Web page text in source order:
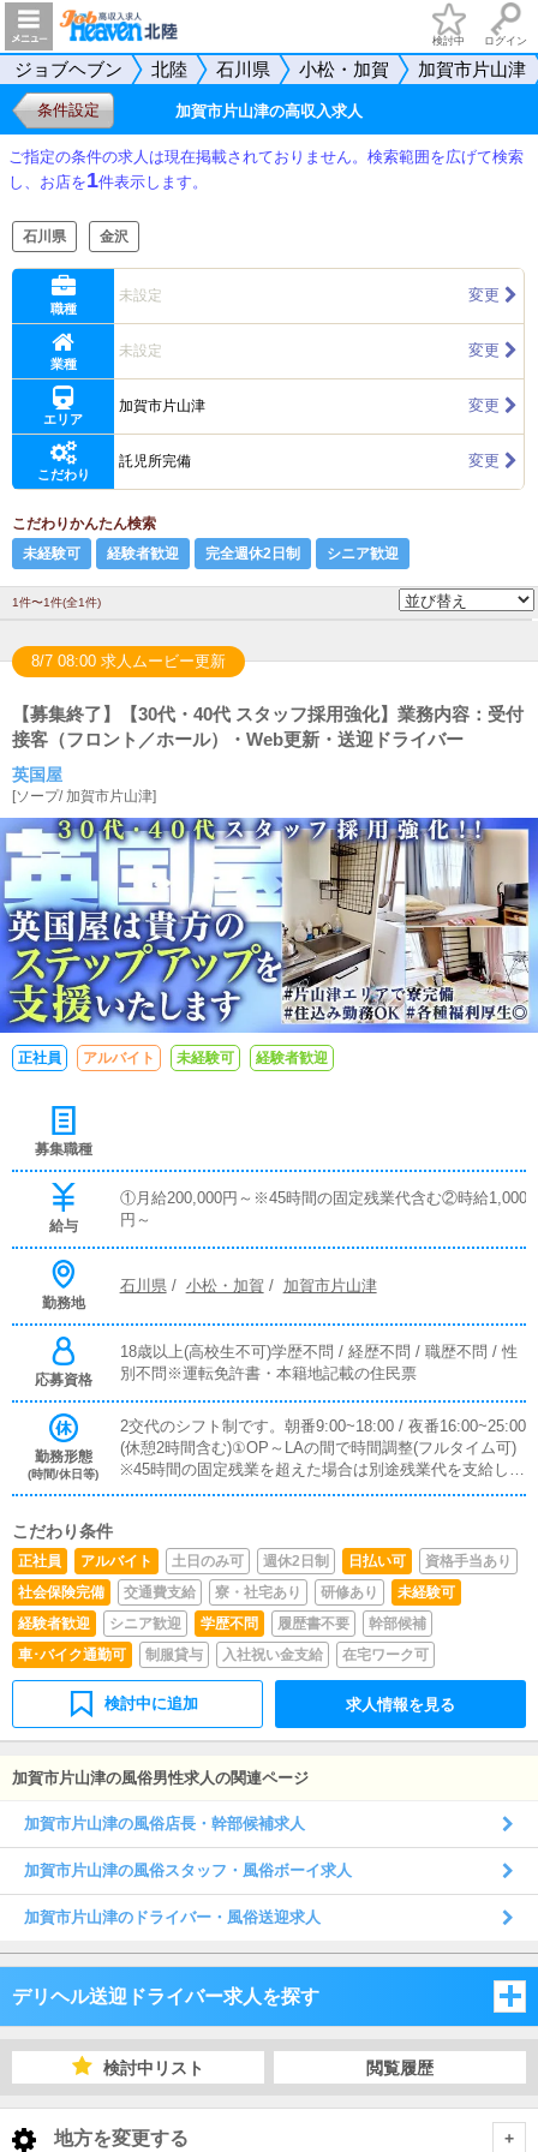
検討中 ログイン
ジョブヘブン 北陸 石川県 小松・加賀 加賀市片山津
条件設定 加賀市片山津の高収入求人
ご指定の条件の求人は現在掲載されておりません。検索範囲を広げて検索
し、お店を1件表示します。
石川県 金沢
職種
未設定 変更
業種
未設定 変更
エリア
加賀市片山津 変更
こだわり
託児所完備 変更
こだわりかんたん検索
未経験可
経験者歓迎 完全週休2日制 シニア歓迎
1件〜1件(全1件)
8/7 08:00 求人ムービー更新
【募集終了】【30代・40代 スタッフ採用強化】業務内容：受付
接客（フロント／ホール）・Web更新・送迎ドライバー
英国屋
[ソープ/ 加賀市片山津]
正社員 アルバイト 未経験可 経験者歓迎
募集職種
給与
①月給200,000円～※45時間の固定残業代含む②時給1,000
円～
勤務地
石川県/ 小松・加賀 / 加賀市片山津
応募資格
18歳以上(高校生不可)学歴不問 / 経歴不問 / 職歴不問 / 性
別不問※運転免許書・本籍地記載の住民票
勤務形態
(時間/休日等)
2交代のシフト制です。朝番9:00~18:00 / 夜番16:00~25:00
(休憩2時間含む)①OP～LAの間で時間調整(フルタイム可)
※45時間の固定残業を超えた場合は別途残業代を支給しま
す。②朝番or夜番(8時間)③上記以外でもシフト調整可能
こだわり条件
正社員 アルバイト 土日のみ可 週休2日制 日払い可
資格手当あり
社会保険完備
交通費支給 寮・社宅あり 研修あり
未経験可
経験者歓迎
シニア歓迎 学歴不問 履歴書不要
幹部候補
車･バイク通勤可
制服貸与 入社祝い金支給 在宅ワーク可
検討中に追加 求人情報を見る
加賀市片山津の風俗男性求人の関連ページ
加賀市片山津の風俗店長・幹部候補求人
加賀市片山津の風俗スタッフ・風俗ボーイ求人
加賀市片山津のドライバー・風俗送迎求人
デリヘル送迎ドライバー求人を探す
石川県
検討中リスト 閲覧履歴
地方を変更する